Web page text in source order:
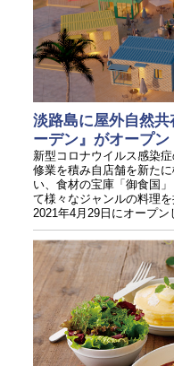
淡路島に屋外自然
ーデン』がオープン
新型コロナウイルス感染
修業を積み自店舗を新た
い、食材の宝庫「御食国
て様々なジャンルの料理を
2021年4月29日にオープ